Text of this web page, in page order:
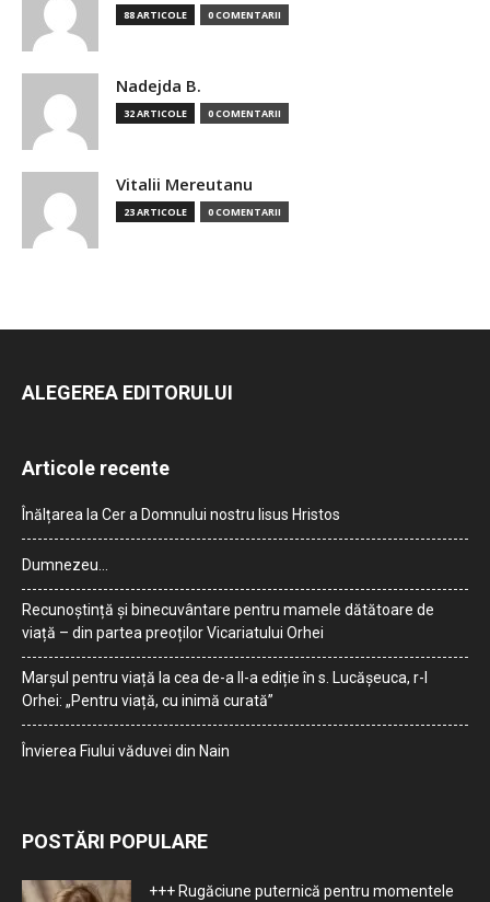
88 ARTICOLE 0 COMENTARII
Nadejda B.
32 ARTICOLE 0 COMENTARII
Vitalii Mereutanu
23 ARTICOLE 0 COMENTARII
ALEGEREA EDITORULUI
Articole recente
Înălțarea la Cer a Domnului nostru Iisus Hristos
Dumnezeu…
Recunoștință și binecuvântare pentru mamele dătătoare de
viață – din partea preoților Vicariatului Orhei
Marșul pentru viață la cea de-a II-a ediție în s. Lucășeuca, r-l
Orhei: „Pentru viață, cu inimă curată”
Învierea Fiului văduvei din Nain
POSTĂRI POPULARE
+++ Rugăciune puternică pentru momentele